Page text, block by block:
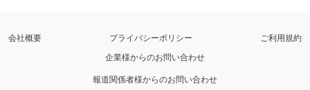
会社概要 プライバシーポリシー
ご利用規約
企業様からのお問い合わせ
報道関係者様からのお問い合わせ